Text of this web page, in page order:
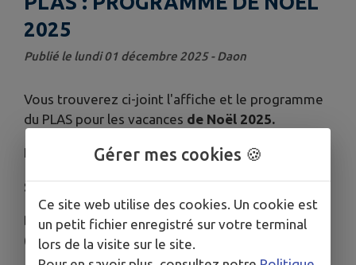
2025
Publié le lundi 01 décembre 2025 - Daon
Vous trouverez ci-joint l'affiche et le programme
du PLAS pour les vacances de Noël 2025.
Renseignements au :
Service des Sports
Direction Vie Locale
(Sports, culture et vie associative)
Gérer mes cookies 🍪
Ce site web utilise des cookies. Un cookie est
un petit fichier enregistré sur votre terminal
lors de la visite sur le site.